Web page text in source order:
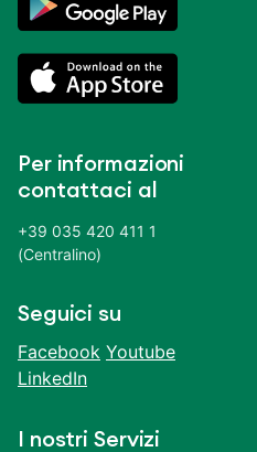
Per informazioni
contattaci al
+39 035 420 411 1
(Centralino)
Seguici su
Facebook Youtube
LinkedIn
I nostri Servizi